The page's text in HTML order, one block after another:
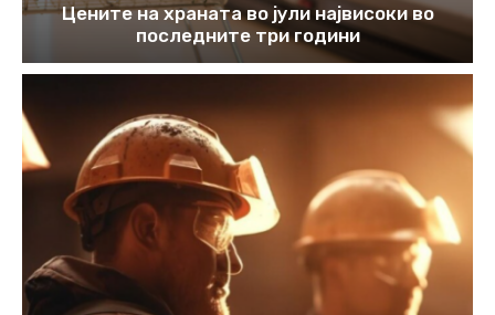
Цените на храната во јули највисоки во
последните три години